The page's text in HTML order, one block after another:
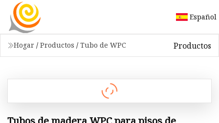
Español
Hogar / Productos / Tubo de WPC Productos